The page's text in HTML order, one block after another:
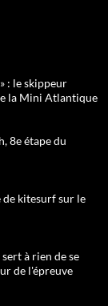
: le skippeur
la Mini Atlantique
8e étape du
de kitesurf sur le
à rien de se
de l'épreuve